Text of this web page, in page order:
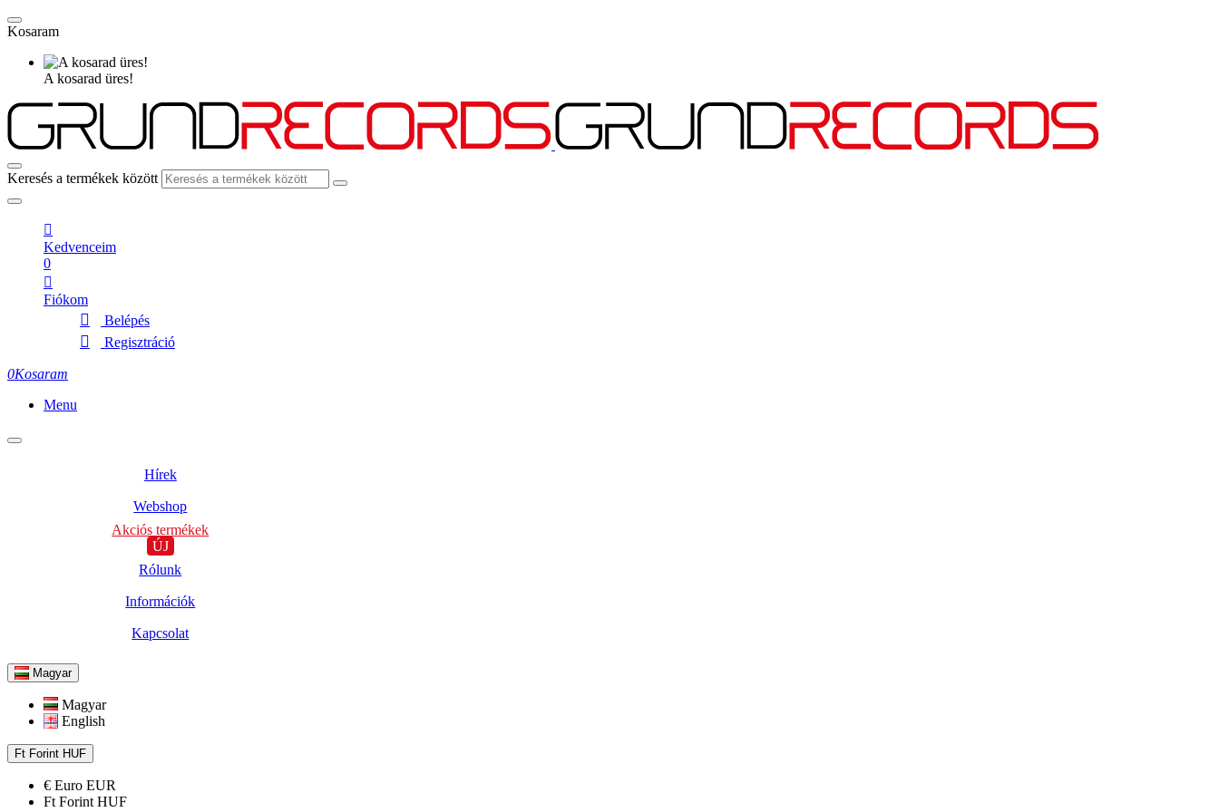
Kosaram
A kosarad üres!
Keresés a termékek között
Kedvenceim
0
Fiókom
Belépés
Regisztráció
0Kosaram
Menu
Hírek
Webshop
Akciós termékek
ÚJ
Rólunk
Információk
Kapcsolat
Magyar
Magyar
English
Ft Forint HUF
€ Euro EUR
Ft Forint HUF